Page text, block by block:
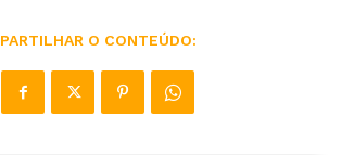
PARTILHAR O CONTEÚDO: